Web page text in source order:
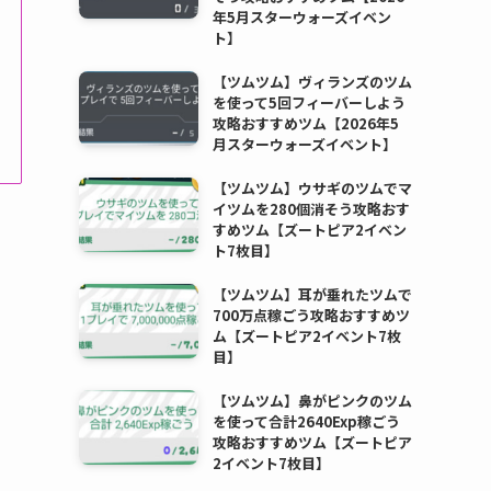
年5月スターウォーズイベン
ト】
【ツムツム】ヴィランズのツム
を使って5回フィーバーしよう
攻略おすすめツム【2026年5
月スターウォーズイベント】
【ツムツム】ウサギのツムでマ
イツムを280個消そう攻略おす
すめツム【ズートピア2イベン
ト7枚目】
【ツムツム】耳が垂れたツムで
700万点稼ごう攻略おすすめツ
ム【ズートピア2イベント7枚
目】
【ツムツム】鼻がピンクのツム
を使って合計2640Exp稼ごう
攻略おすすめツム【ズートピア
2イベント7枚目】